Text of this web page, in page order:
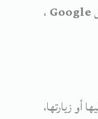
Google،
زيارتها،